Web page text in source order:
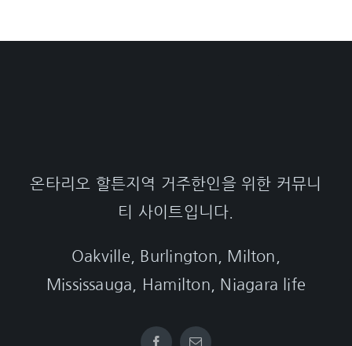
온타리오 할튼지역 거주한인을 위한 커뮤니
티 사이트입니다.
Oakville, Burlington, Milton,
Mississauga, Hamilton, Niagara life